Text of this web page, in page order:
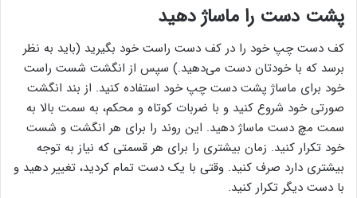
پشت دست را ماساژ دهید
کف دست چپ خود را در کف دست راست خود بگیرید (باید به نظر
برسد که با خودتان دست می‌دهید.) سپس از انگشت شست راست
خود برای ماساژ پشت دست چپ خود استفاده کنید. از بند انگشت
صورتی خود شروع کنید و با ضربات کوتاه و محکم، به سمت بالا به
سمت مچ دست ماساژ دهید. این روند را برای هر انگشت و شست
خود تکرار کنید. زمان بیشتری را برای هر قسمتی که نیاز به توجه
بیشتری دارد صرف کنید. وقتی با یک دست تمام کردید، تغییر دهید و
با دست دیگر تکرار کنید.